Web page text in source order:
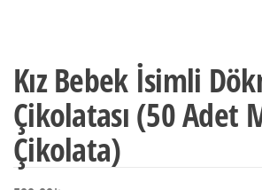
Kız Bebek İsimli
Çikolatası (50 Adet
Çikolata)